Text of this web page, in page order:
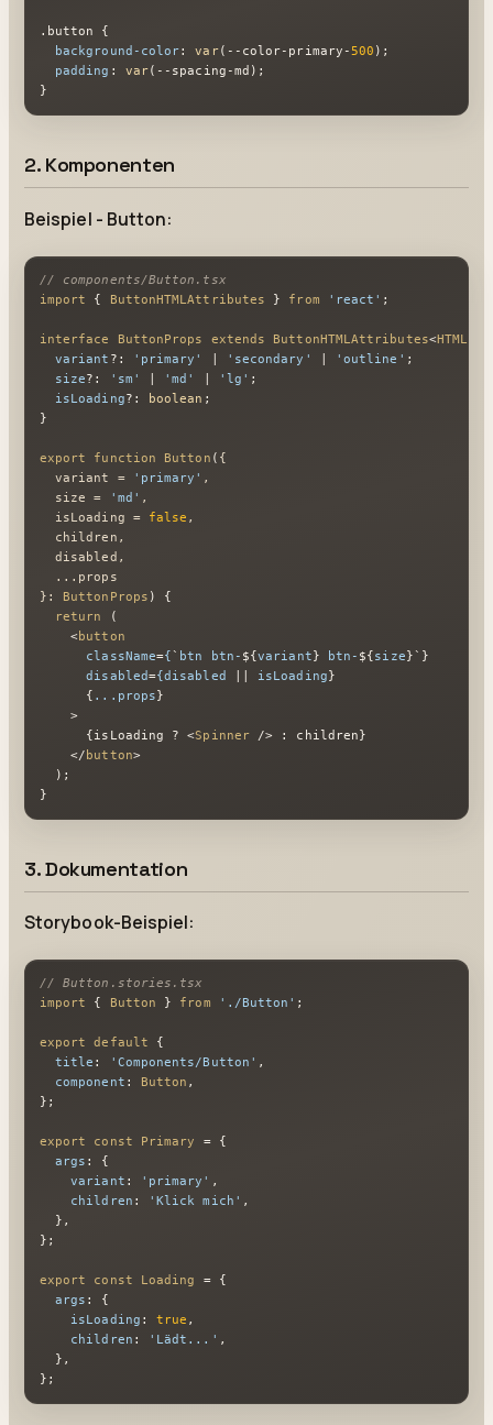
.button
{
background-color: var(--color-primary-500 );
padding : var(--spacing-md);
}
2. Komponenten
Beispiel - Button:
// components/Button.tsx
import { ButtonHTMLAttributes } from 'react' ;
interface ButtonProps extends ButtonHTMLAttributes<
variant ?: 'primary' 'secondary' 'outline' ;
size?: 'sm' 'md' 'lg' ;
isLoading?: boolean ;
}
export function Button ( {
  variant =
'primary' ,
  size =
'md' ,
  isLoading =
false ,
  children,
  disabled,
  ...props
}: ButtonProps ) {
return
(
<button
className={` btn btn- ${variant} btn- ${size}`}
disabled={disabled isLoading}
      {
...props}
    >
      {isLoading ?
<Spinner /> : children}
</ button>
  );
}
3. Dokumentation
Storybook-Beispiel:
// Button.stories.tsx
import { Button } from './Button' ;
export default {
title : 'Components/Button' ,
component : Button ,
};
export const Primary
= {
args : {
variant : 'primary' ,
children : 'Klick mich' ,
  },
};
export const Loading
= {
args : {
isLoading : true ,
children : 'Lädt...' ,
  },
};